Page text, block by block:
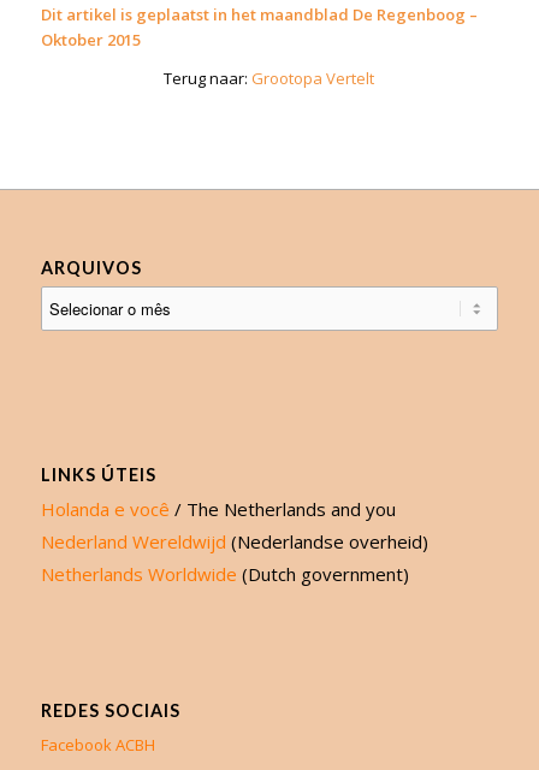
Dit artikel is geplaatst in het maandblad De Regenboog –
Oktober 2015
Terug naar: Grootopa Vertelt
ARQUIVOS
LINKS ÚTEIS
Holanda e você / The Netherlands and you
Nederland Wereldwijd (Nederlandse overheid)
Netherlands Worldwide (Dutch government)
REDES SOCIAIS
Facebook ACBH